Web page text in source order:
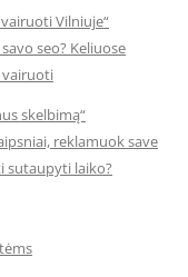
Vilniuje“
seo? Keliuose
vairuoti
skelbimą“
reklamuok save
sutaupyti laiko?